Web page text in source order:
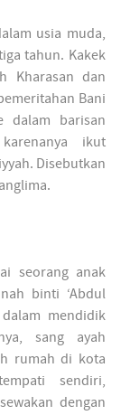
usia muda,
tahun. Kakek
Kharasan dan
Bani
dalam barisan
ikut
Disebutkan
seorang anak
binti ‘Abdul
mendidik
sang ayah
rumah di kota
sendiri,
dengan